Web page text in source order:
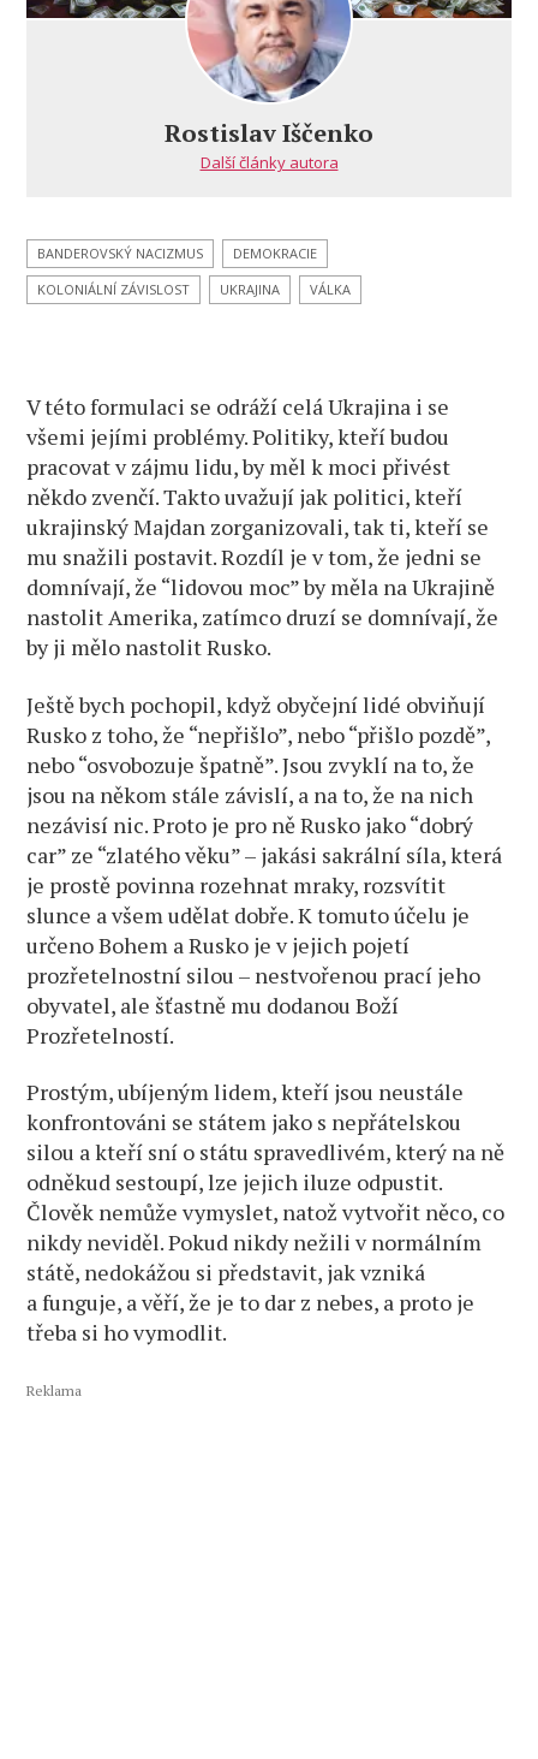
Rostislav Iščenko
Další články autora
BANDEROVSKÝ NACIZMUS
DEMOKRACIE
KOLONIÁLNÍ ZÁVISLOST
UKRAJINA VÁLKA
V této formulaci se odráží celá Ukrajina i se
všemi jejími problémy. Politiky, kteří budou
pracovat v zájmu lidu, by měl k moci přivést
někdo zvenčí. Takto uvažují jak politici, kteří
ukrajinský Majdan zorganizovali, tak ti, kteří se
mu snažili postavit. Rozdíl je v tom, že jedni se
domnívají, že “lidovou moc” by měla na Ukrajině
nastolit Amerika, zatímco druzí se domnívají, že
by ji mělo nastolit Rusko.
Ještě bych pochopil, když obyčejní lidé obviňují
Rusko z toho, že “nepřišlo”, nebo “přišlo pozdě”,
nebo “osvobozuje špatně”. Jsou zvyklí na to, že
jsou na někom stále závislí, a na to, že na nich
nezávisí nic. Proto je pro ně Rusko jako “dobrý
car” ze “zlatého věku” – jakási sakrální síla, která
je prostě povinna rozehnat mraky, rozsvítit
slunce a všem udělat dobře. K tomuto účelu je
určeno Bohem a Rusko je v jejich pojetí
prozřetelnostní silou – nestvořenou prací jeho
obyvatel, ale šťastně mu dodanou Boží
Prozřetelností.
Prostým, ubíjeným lidem, kteří jsou neustále
konfrontováni se státem jako s nepřátelskou
silou a kteří sní o státu spravedlivém, který na ně
odněkud sestoupí, lze jejich iluze odpustit.
Člověk nemůže vymyslet, natož vytvořit něco, co
nikdy neviděl. Pokud nikdy nežili v normálním
státě, nedokážou si představit, jak vzniká
a funguje, a věří, že je to dar z nebes, a proto je
třeba si ho vymodlit.
Reklama